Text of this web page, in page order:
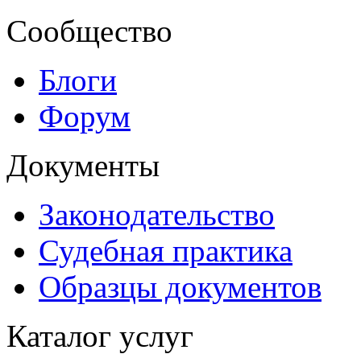
Сообщество
Блоги
Форум
Документы
Законодательство
Судебная практика
Образцы документов
Каталог услуг